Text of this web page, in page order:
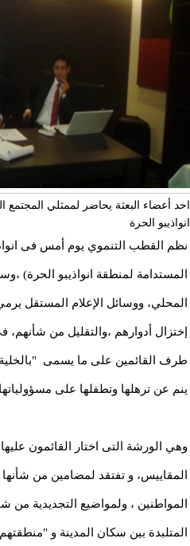
احد أعضاء البعثة يحاضر لممثلي
انواذيبو الحرة
نظم القطب التنموي يوم أمس فى
المستدامة لمنطقة انواذيبو الحرة)
المحلي، ووسائل الإعلام المستقل
إختزال أدوارهم ،والتقليل من
طرف القائمين على ما يسمى "بالخلية
ينم عن ترهلها وتطفلها على
وهي الورشة التى اختار القائمون
المقاييس، و تفتقد لمضامين من
المواطنين ، ولمواضيع التجديدية من
المتلبدة بين سكان المدينة و